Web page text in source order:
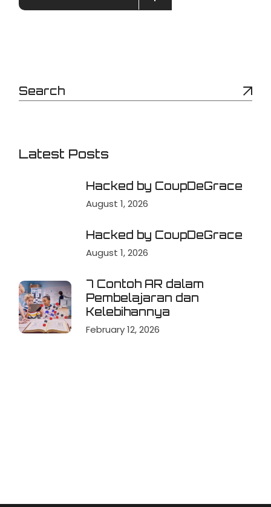
Latest Posts
Hacked by CoupDeGrace
August 1, 2026
Hacked by CoupDeGrace
August 1, 2026
7 Contoh AR dalam
Pembelajaran dan
Kelebihannya
February 12, 2026